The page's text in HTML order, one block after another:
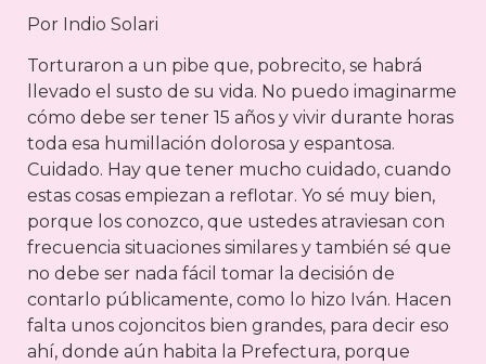
Por Indio Solari
Torturaron a un pibe que, pobrecito, se habrá
llevado el susto de su vida. No puedo imaginarme
cómo debe ser tener 15 años y vivir durante horas
toda esa humillación dolorosa y espantosa.
Cuidado. Hay que tener mucho cuidado, cuando
estas cosas empiezan a reflotar. Yo sé muy bien,
porque los conozco, que ustedes atraviesan con
frecuencia situaciones similares y también sé que
no debe ser nada fácil tomar la decisión de
contarlo públicamente, como lo hizo Iván. Hacen
falta unos cojoncitos bien grandes, para decir eso
ahí, donde aún habita la Prefectura, porque